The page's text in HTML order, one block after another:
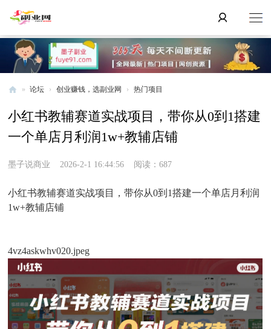
业
» 论坛 › 创业赚钱，选副业网 › 热门项目
小红书教辅赛道实战项目，带你从0到1搭建
一个单店月利润1w+教辅店铺
墨子说商业 2026-2-1 16:44:56 阅读：687
小红书教辅赛道实战项目，带你从0到1搭建一个单店月利润
1w+教辅店铺
4vz4askwhv020.jpeg